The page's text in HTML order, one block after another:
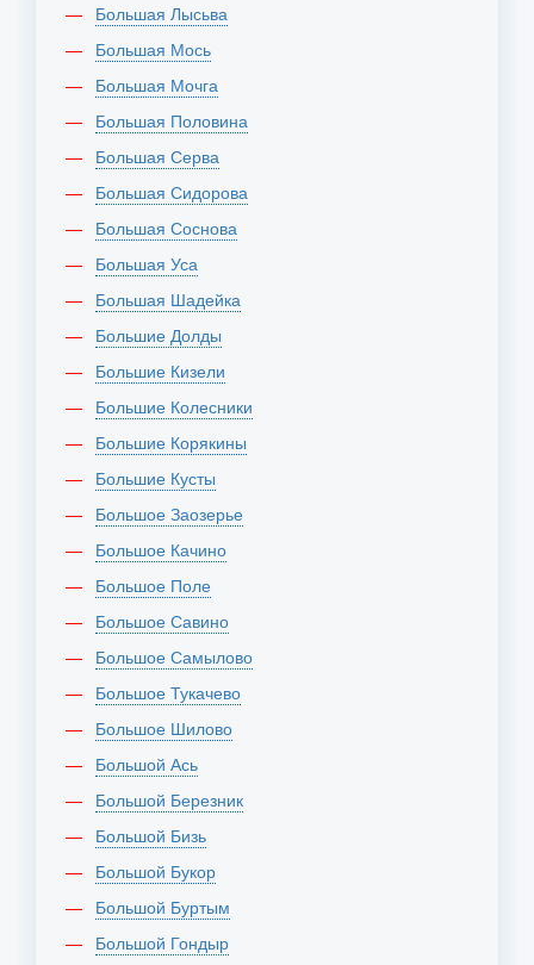
Большая Лысьва
Большая Мось
Большая Мочга
Большая Половина
Большая Серва
Большая Сидорова
Большая Соснова
Большая Уса
Большая Шадейка
Большие Долды
Большие Кизели
Большие Колесники
Большие Корякины
Большие Кусты
Большое Заозерье
Большое Качино
Большое Поле
Большое Савино
Большое Самылово
Большое Тукачево
Большое Шилово
Большой Ась
Большой Березник
Большой Бизь
Большой Букор
Большой Буртым
Большой Гондыр